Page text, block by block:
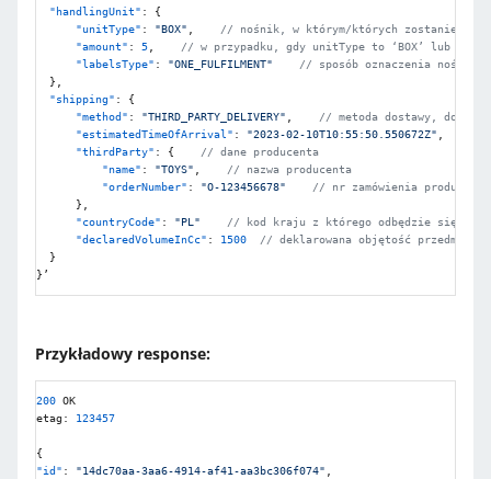
"handlingUnit" :
{
"unitType" : "BOX" ,
// nośnik, w którym/których zostanie
"amount" : 5,
// w przypadku, gdy unitType to ‘BOX’ lub
"labelsType" : "ONE_FULFILMENT"
// sposób oznaczenia
} ,
"shipping" :
{
"method" : "THIRD_PARTY_DELIVERY" ,
// metoda dostawy, dostępne
"estimatedTimeOfArrival" : "2023-02-10T10:55:50.550672Z" ,
"thirdParty" : {
// dane producenta
"name" : "TOYS" ,
// nazwa producenta
"orderNumber" : "O-123456678"
// nr zamówienia producenta
} ,
"countryCode" : "PL"
// kod kraju z którego odbędzie się
"declaredVolumeInCc" : 1500
// deklarowana objętość
}
}
Przykładowy response:
200 OK
etag : 123457
{
"id" : "14dc70aa-3aa6-4914-af41-aa3bc306f074"